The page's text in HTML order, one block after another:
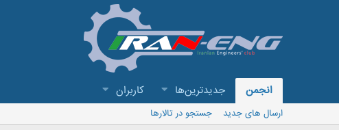
انجمن جدیدترین‌ها کاربران
ارسال های جدید
جستجو در تالارها